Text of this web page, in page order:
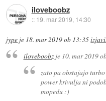
iloveboobz
:: 19. mar 2019, 14:30
jype je 18. mar 2019 ob 13:35
iloveboobzje 10. mar 2019
zato pa obstajajo
power krivulja ni
mopedu :)